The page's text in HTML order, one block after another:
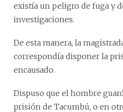
existía un peligro de fuga y
investigaciones.
De esta manera, la
correspondía disponer la
encausado.
Dispuso que el hombre
prisión de Tacumbú, o en